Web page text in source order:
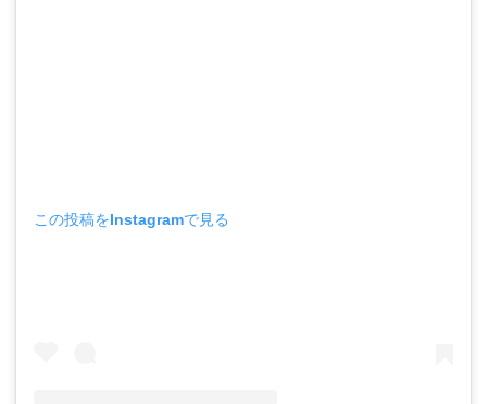
この投稿をInstagramで見る